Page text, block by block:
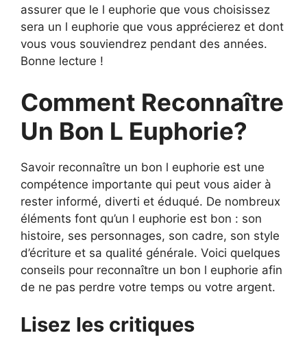
assurer que le l euphorie que vous choisissez
sera un l euphorie que vous apprécierez et dont
vous vous souviendrez pendant des années.
Bonne lecture !
Comment Reconnaître
Un Bon L Euphorie?
Savoir reconnaître un bon l euphorie est une
compétence importante qui peut vous aider à
rester informé, diverti et éduqué. De nombreux
éléments font qu’un l euphorie est bon : son
histoire, ses personnages, son cadre, son style
d’écriture et sa qualité générale. Voici quelques
conseils pour reconnaître un bon l euphorie afin
de ne pas perdre votre temps ou votre argent.
Lisez les critiques